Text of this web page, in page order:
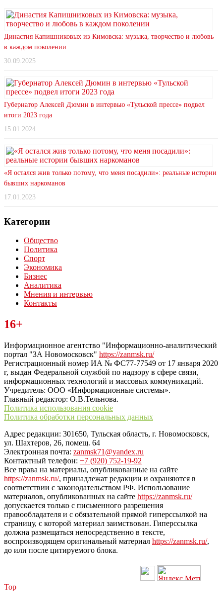
Династия Капишниковых из Кимовска: музыка, творчество и любовь
в каждом поколении
30.09.2025
Губернатор Алексей Дюмин в интервью «Тульской прессе» подвел
итоги 2023 года
15.01.2024
«Я остался жив только потому, что меня посадили»: реальные истории
бывших наркоманов
17.01.2023
Категории
Общество
Политика
Спорт
Экономика
Бизнес
Аналитика
Мнения и интервью
Контакты
Читайте последние новости дня в Тульской области на сайте
“ЗаНовомосковск”
16+
Информационное агентство "Информационно-аналитический
портал "ЗА Новомосковск" https://zanmsk.ru/
Регистрационный номер ИА № ФС77-77549 от 17 января 2020
г, выдан Федеральной службой по надзору в сфере связи,
информационных технологий и массовых коммуникаций.
Учредитель: ООО «Информационные системы».
Главный редактор: О.В.Тельнова.
Политика использования cookie
Политика обработки персональных данных
Адрес редакции: 301650, Тульская область, г. Новомосковск,
ул. Шахтеров, 26, помещ. 64
Электронная почта: zanmsk71@yandex.ru
Контактный телефон: +7 (920) 752-19-92
Все права на материалы, опубликованные на сайте
https://zanmsk.ru/, принадлежат редакции и охраняются в
соответствии с законодательством РФ. Использование
материалов, опубликованных на сайте https://zanmsk.ru/
допускается только с письменного разрешения
правообладателя и с обязательной прямой гиперссылкой на
страницу, с которой материал заимствован. Гиперссылка
должна размещаться непосредственно в тексте,
воспроизводящем оригинальный материал https://zanmsk.ru/,
до или после цитируемого блока.
Top